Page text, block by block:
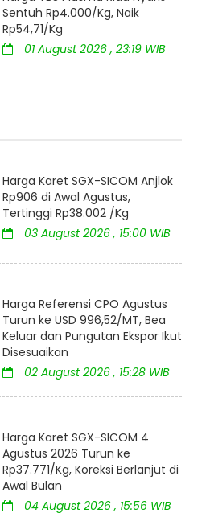
Sentuh Rp4.000/Kg, Naik
Rp54,71/Kg
01 August 2026 , 23:19 WIB
Harga Karet SGX-SICOM Anjlok
Rp906 di Awal Agustus,
Tertinggi Rp38.002 /Kg
03 August 2026 , 15:00 WIB
Harga Referensi CPO Agustus
Turun ke USD 996,52/MT, Bea
Keluar dan Pungutan Ekspor Ikut
Disesuaikan
02 August 2026 , 15:28 WIB
Harga Karet SGX-SICOM 4
Agustus 2026 Turun ke
Rp37.771/Kg, Koreksi Berlanjut di
Awal Bulan
04 August 2026 , 15:56 WIB